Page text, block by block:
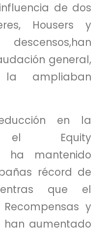
de dos
Housers y
general,
ampliaban
en la
el Equity
ha mantenido
récord de
que el
y
han aumentado